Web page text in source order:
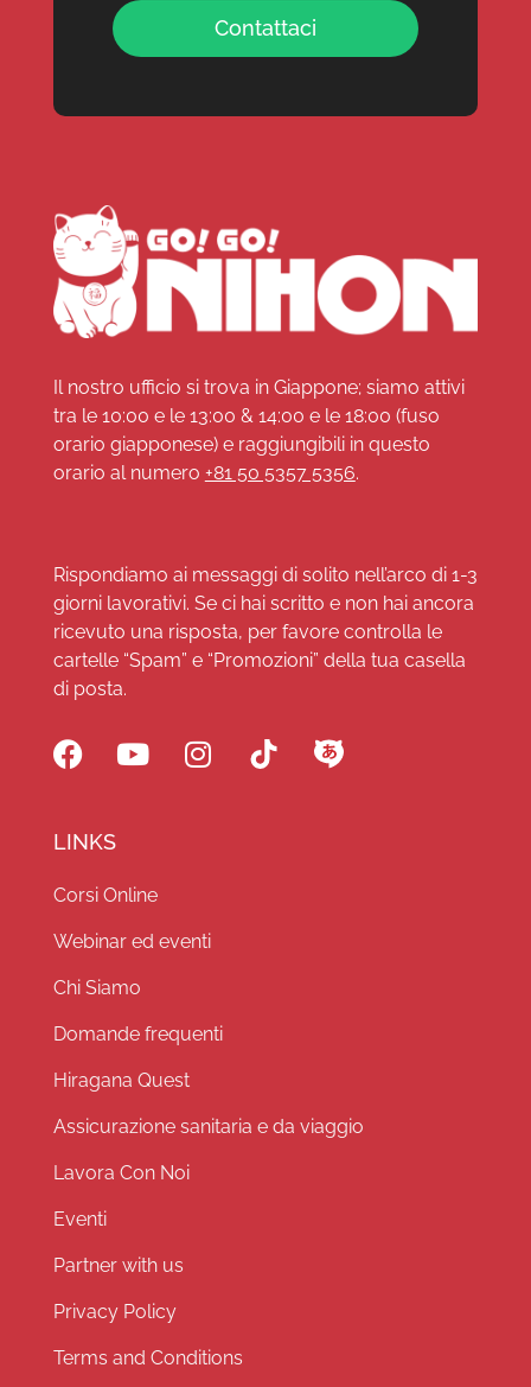
Contattaci
Il nostro ufficio si trova in Giappone; siamo attivi
tra le 10:00 e le 13:00 & 14:00 e le 18:00 (fuso
orario giapponese) e raggiungibili in questo
orario al numero +81 50 5357 5356.
Rispondiamo ai messaggi di solito nell’arco di 1-3
giorni lavorativi. Se ci hai scritto e non hai ancora
ricevuto una risposta, per favore controlla le
cartelle “Spam” e “Promozioni” della tua casella
di posta.
LINKS
Corsi Online
Webinar ed eventi
Chi Siamo
Domande frequenti
Hiragana Quest
Assicurazione sanitaria e da viaggio
Lavora Con Noi
Eventi
Partner with us
Privacy Policy
Terms and Conditions